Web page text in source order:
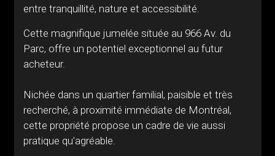
entre tranquillité, nature et accessibilité.
Cette magnifique jumelée située au 966 Av. du
Parc, offre un potentiel exceptionnel au futur
acheteur.
Nichée dans un quartier familial, paisible et très
recherché, à proximité immédiate de Montréal,
cette propriété propose un cadre de vie aussi
pratique qu'agréable.